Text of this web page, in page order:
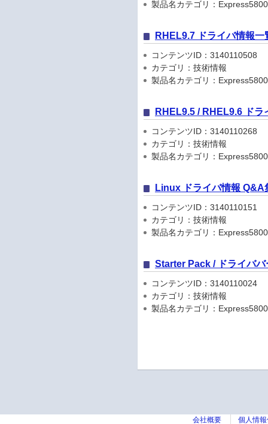
製品名カテゴリ：
RHEL9.7 ドライバ情報一
コンテンツID：3140110508
カテゴリ：技術情報
製品名カテゴリ：
RHEL9.5 / RHEL9.6 ドラ
コンテンツID：3140110268
カテゴリ：技術情報
製品名カテゴリ：
Linux ドライバ情報 Q&A
コンテンツID：3140110151
カテゴリ：技術情報
製品名カテゴリ：
Starter Pack / ドライババ
コンテンツID：3140110024
カテゴリ：技術情報
製品名カテゴリ：
会社概要 個人情